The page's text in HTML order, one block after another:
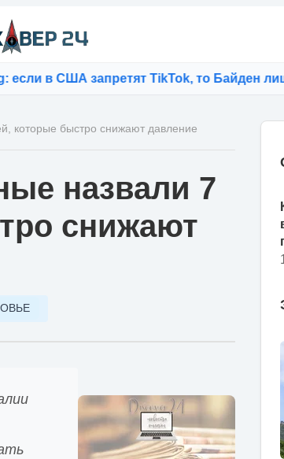
в США запретят TikTok, то Байден лишится
которые быстро снижают давление
назвали 7
снижают